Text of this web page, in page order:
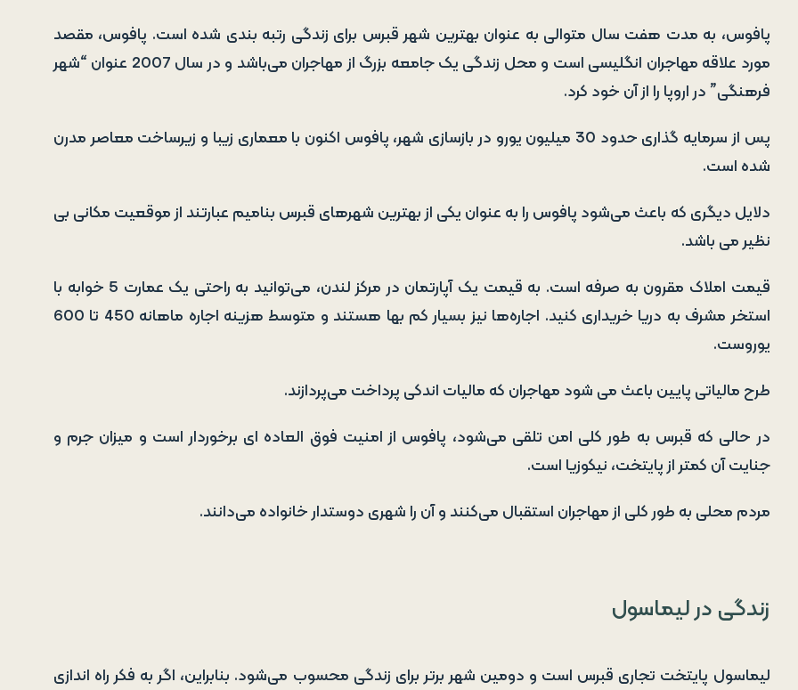
پافوس، به مدت هفت سال متوالی به عنوان بهترین شهر قبرس برای زندگی رتبه بندی شده است. پافوس، مقصد
مورد علاقه مهاجران انگلیسی است و محل زندگی یک جامعه بزرگ از مهاجران می‌باشد و در سال 2007 عنوان “شهر
فرهنگی” در اروپا را از آن خود کرد.
پس از سرمایه گذاری حدود 30 میلیون یورو در بازسازی شهر، پافوس اکنون با معماری زیبا و زیرساخت معاصر مدرن
شده است.
دلایل دیگری که باعث می‌شود پافوس را به عنوان یکی از بهترین شهرهای قبرس بنامیم عبارتند ازموقعیت مکانی بی
نظیر می باشد.
قیمت املاک مقرون به صرفه است. به قیمت یک آپارتمان در مرکز لندن، می‌توانید به راحتی یک عمارت 5 خوابه با
استخر مشرف به دریا خریداری کنید. اجاره‌ها نیز بسیار کم بها هستند و متوسط هزینه اجاره ماهانه 450 تا 600
یوروست.
طرح مالیاتی پایین باعث می شود مهاجران که مالیات اندکی پرداخت می‌پردازند.
در حالی که قبرس به طور کلی امن تلقی می‌شود، پافوس از امنیت فوق العاده ای برخوردار است و میزان جرم و
جنایت آن کمتر از پایتخت، نیکوزیا است.
مردم محلی به طور کلی از مهاجران استقبال می‌کنند و آن را شهری دوستدار خانواده می‌دانند.
زندگی در لیماسول
لیماسول پایتخت تجاری قبرس است و دومین شهر برتر برای زندگی محسوب می‌شود. بنابراین، اگر به فکر راه اندازی